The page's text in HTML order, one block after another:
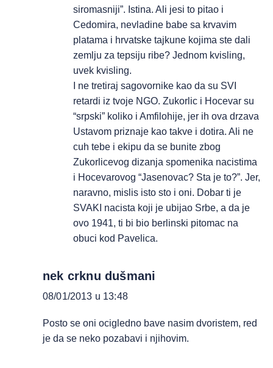
siromasniji”. Istina. Ali jesi to pitao i
Cedomira, nevladine babe sa krvavim
platama i hrvatske tajkune kojima ste dali
zemlju za tepsiju ribe? Jednom kvisling,
uvek kvisling.
I ne tretiraj sagovornike kao da su SVI
retardi iz tvoje NGO. Zukorlic i Hocevar su
“srpski” koliko i Amfilohije, jer ih ova drzava
Ustavom priznaje kao takve i dotira. Ali ne
cuh tebe i ekipu da se bunite zbog
Zukorlicevog dizanja spomenika nacistima
i Hocevarovog “Jasenovac? Sta je to?”. Jer,
naravno, mislis isto sto i oni. Dobar ti je
SVAKI nacista koji je ubijao Srbe, a da je
ovo 1941, ti bi bio berlinski pitomac na
obuci kod Pavelica.
nek crknu dušmani
08/01/2013 u 13:48
Posto se oni ocigledno bave nasim dvoristem, red
je da se neko pozabavi i njihovim.